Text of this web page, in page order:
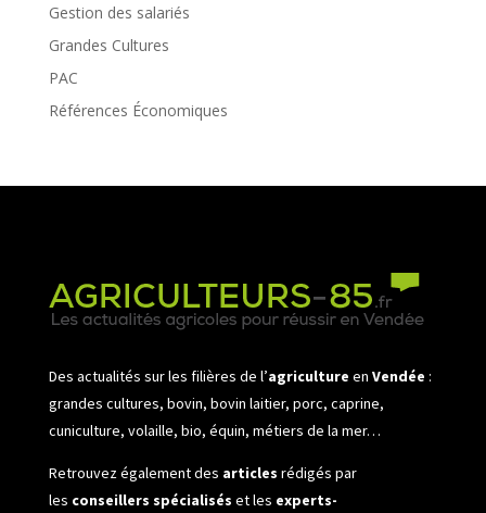
Gestion des salariés
Grandes Cultures
PAC
Références Économiques
Des actualités sur les filières de l’agriculture en Vendée :
grandes cultures, bovin, bovin laitier, porc, caprine,
cuniculture, volaille, bio, équin, métiers de la mer…
Retrouvez également des articles rédigés par
les conseillers spécialisés et les experts-